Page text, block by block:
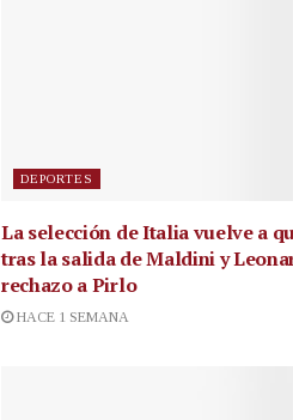
DEPORTES
La selección de Italia vuelve a
tras la salida de Maldini y
rechazo a Pirlo
HACE 1 SEMANA